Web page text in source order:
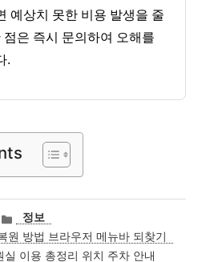
예상치 못한 비용 발생을 줄
점은 즉시 문의하여 오해를
.
카
테
고
정보
원 방법 브라우저 메뉴바 되찾기
실 이용 총정리 위치 주차 안내